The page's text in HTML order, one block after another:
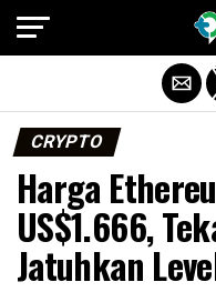
CRYPTO
Harga
US$1.666,
Jatuhkan
Exit